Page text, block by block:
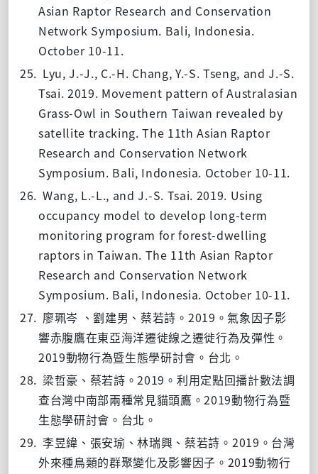
Asian Raptor Research and Conservation
Network Symposium. Bali, Indonesia.
October 10-11.
25. Lyu, J.-J., C.-H. Chang, Y.-S. Tseng, and J.-S.
Tsai. 2019. Movement pattern of Australasian
Grass-Owl in Southern Taiwan revealed by
satellite tracking. The 11th Asian Raptor
Research and Conservation Network
Symposium. Bali, Indonesia. October 10-11.
26. Wang, L.-L., and J.-S. Tsai. 2019. Using
occupancy model to develop long-term
monitoring program for forest-dwelling
raptors in Taiwan. The 11th Asian Raptor
Research and Conservation Network
Symposium. Bali, Indonesia. October 10-11.
27. 廖珮岑 、劉建男、蔡若詩。 2019 。氣象因子影
響赤腹鷹在東亞海洋遷徙線之遷徙行為及彈性。
2019動物行為暨生態學研討會。台北。
28. 梁哲豪、蔡若詩。2019 。利用定點回播計數法調
查台灣中南部兩種常見貓頭鷹。2019動物行為暨
生態學研討會。台北。
29. 李昱緯、張安瑜、林瑞興、蔡若詩。 2019 。台灣
外來種鳥類的群聚變化及影響因子。 2019動物行